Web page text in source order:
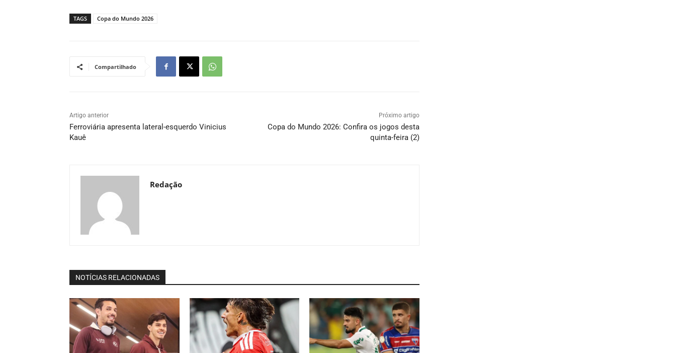
TAGS Copa do Mundo 2026
Compartilhado
Artigo anterior
Ferroviária apresenta lateral-esquerdo Vinicius
Kauê
Próximo artigo
Copa do Mundo 2026: Confira os jogos desta
quinta-feira (2)
Redação
NOTÍCIAS RELACIONADAS